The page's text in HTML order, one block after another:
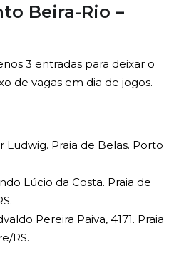
Beira-Rio –
3 entradas para deixar o
de vagas em dia de jogos.
Ludwig. Praia de Belas. Porto
Lúcio da Costa. Praia de
Pereira Paiva, 4171. Praia
RS.